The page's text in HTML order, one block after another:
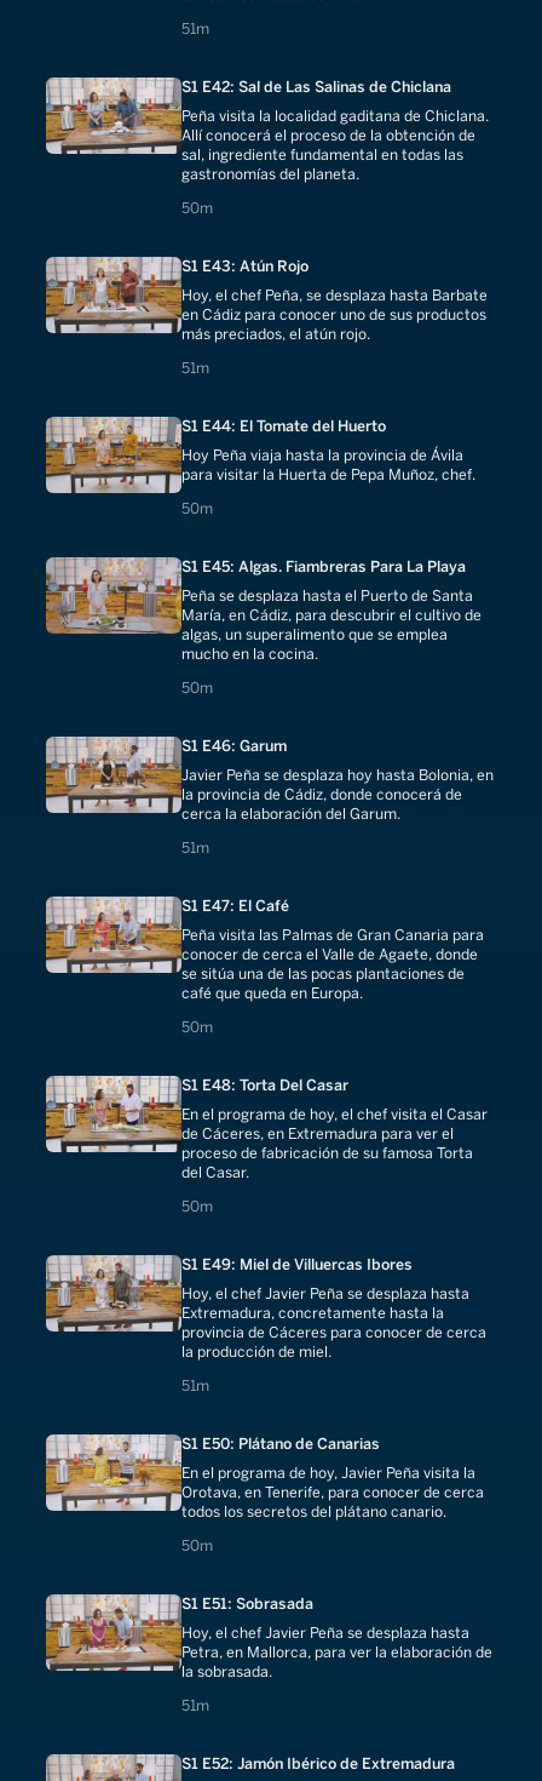
51m
51 minutes
S1 E42: Sal de Las Salinas de Chiclana
Peña visita la localidad gaditana de Chiclana.
Allí conocerá el proceso de la obtención de
sal, ingrediente fundamental en todas las
gastronomías del planeta.
50m
50 minutes
S1 E43: Atún Rojo
Hoy, el chef Peña, se desplaza hasta Barbate
en Cádiz para conocer uno de sus productos
más preciados, el atún rojo.
51m
51 minutes
S1 E44: El Tomate del Huerto
Hoy Peña viaja hasta la provincia de Ávila
para visitar la Huerta de Pepa Muñoz, chef.
50m
50 minutes
S1 E45: Algas. Fiambreras Para La Playa
Peña se desplaza hasta el Puerto de Santa
María, en Cádiz, para descubrir el cultivo de
algas, un superalimento que se emplea
mucho en la cocina.
50m
50 minutes
S1 E46: Garum
Javier Peña se desplaza hoy hasta Bolonia, en
la provincia de Cádiz, donde conocerá de
cerca la elaboración del Garum.
51m
51 minutes
S1 E47: El Café
Peña visita las Palmas de Gran Canaria para
conocer de cerca el Valle de Agaete, donde
se sitúa una de las pocas plantaciones de
café que queda en Europa.
50m
50 minutes
S1 E48: Torta Del Casar
En el programa de hoy, el chef visita el Casar
de Cáceres, en Extremadura para ver el
proceso de fabricación de su famosa Torta
del Casar.
50m
50 minutes
S1 E49: Miel de Villuercas Ibores
Hoy, el chef Javier Peña se desplaza hasta
Extremadura, concretamente hasta la
provincia de Cáceres para conocer de cerca
la producción de miel.
51m
51 minutes
S1 E50: Plátano de Canarias
En el programa de hoy, Javier Peña visita la
Orotava, en Tenerife, para conocer de cerca
todos los secretos del plátano canario.
50m
50 minutes
S1 E51: Sobrasada
Hoy, el chef Javier Peña se desplaza hasta
Petra, en Mallorca, para ver la elaboración de
la sobrasada.
51m
51 minutes
S1 E52: Jamón Ibérico de Extremadura